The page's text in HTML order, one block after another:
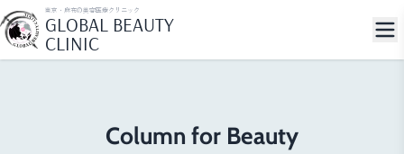
東京・麻布の美容医療クリニック
GLOBAL BEAUTY
CLINIC
Column for Beauty